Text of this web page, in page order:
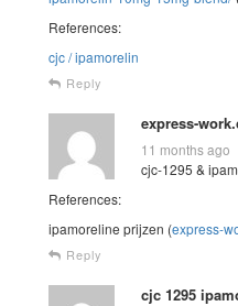
References:
cjc / ipamorelin
Reply
express-
11 months ago
cjc-1295 &
References:
ipamoreline prijzen (express-
Reply
cjc 1295